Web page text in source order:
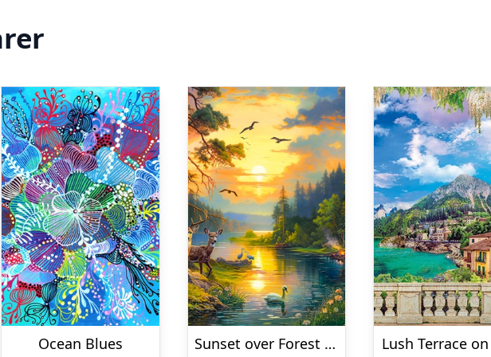
Ocean Blues Sunset over Forest River Lush Terrace